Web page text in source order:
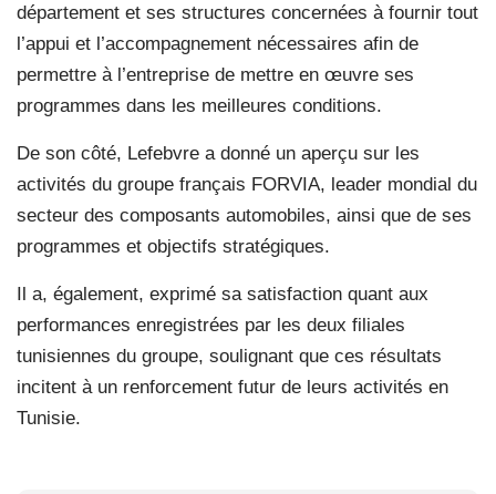
département et ses structures concernées à fournir tout
l’appui et l’accompagnement nécessaires afin de
permettre à l’entreprise de mettre en œuvre ses
programmes dans les meilleures conditions.
De son côté, Lefebvre a donné un aperçu sur les
activités du groupe français FORVIA, leader mondial du
secteur des composants automobiles, ainsi que de ses
programmes et objectifs stratégiques.
Il a, également, exprimé sa satisfaction quant aux
performances enregistrées par les deux filiales
tunisiennes du groupe, soulignant que ces résultats
incitent à un renforcement futur de leurs activités en
Tunisie.